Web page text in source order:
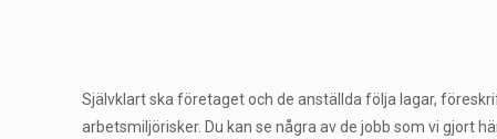
Självklart ska företaget och de anställda följa lagar,
arbetsmiljörisker. Du kan se några av de jobb som vi gjort